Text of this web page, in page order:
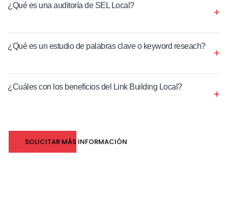
¿Qué es una auditoría de SEL Local?
¿Qué es un estudio de palabras clave o keyword reseach?
¿Cuáles con los beneficios del Link Building Local?
SOLICITAR MÁS INFORMACIÓN